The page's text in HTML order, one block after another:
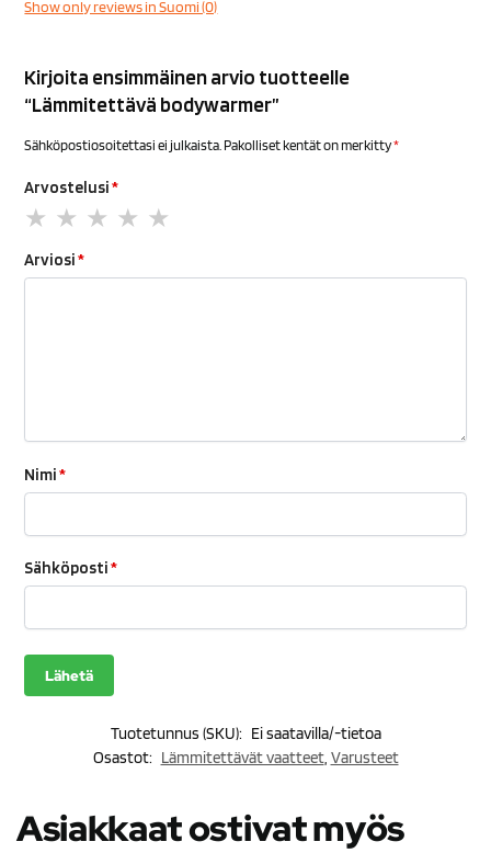
Show only reviews in Suomi (0)
Kirjoita ensimmäinen arvio tuotteelle
“Lämmitettävä bodywarmer”
Sähköpostiosoitettasi ei julkaista. Pakolliset kentät on merkitty*
Arvostelusi*
Arviosi*
Nimi*
Sähköposti*
Tuotetunnus (SKU): Ei saatavilla/-tietoa
Osastot: Lämmitettävät vaatteet, Varusteet
Asiakkaat ostivat myös